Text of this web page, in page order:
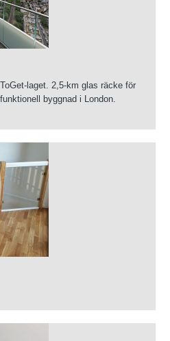
laget. 2,5-km glas räcke för
byggnad i London.